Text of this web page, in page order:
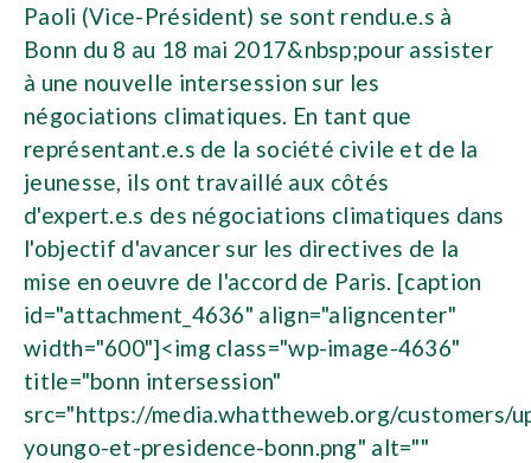
Paoli (Vice-Président) se sont rendu.e.s à
Bonn du 8 au 18 mai 2017&nbsp;pour assister
à une nouvelle intersession sur les
négociations climatiques. En tant que
représentant.e.s de la société civile et de la
jeunesse, ils ont travaillé aux côtés
d'expert.e.s des négociations climatiques dans
l'objectif d'avancer sur les directives de la
mise en oeuvre de l'accord de Paris. [caption
id="attachment_4636" align="aligncenter"
width="600"]<img class="wp-image-4636"
title="bonn intersession"
src="https://media.whattheweb.org/
youngo-et-presidence-bonn.png" alt=""